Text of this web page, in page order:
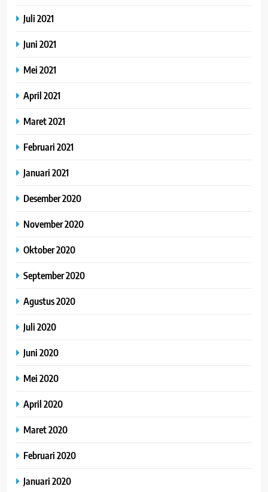
Juli 2021
Juni 2021
Mei 2021
April 2021
Maret 2021
Februari 2021
Januari 2021
Desember 2020
November 2020
Oktober 2020
September 2020
Agustus 2020
Juli 2020
Juni 2020
Mei 2020
April 2020
Maret 2020
Februari 2020
Januari 2020